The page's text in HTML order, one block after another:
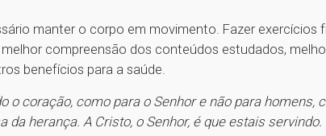
manter o corpo em movimento. Fazer exercícios
compreensão dos conteúdos estudados,
benefícios para a saúde.
o coração, como para o Senhor e não para homens,
herança. A Cristo, o Senhor, é que estais servindo.